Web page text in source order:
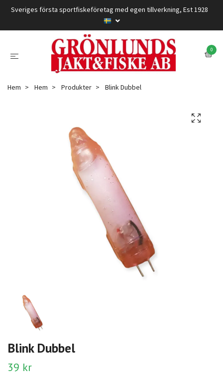
Sveriges första sportfiskeföretag med egen tillverkning, Est 1928
0
Hem Hem Produkter Blink Dubbel
Blink Dubbel
39 kr